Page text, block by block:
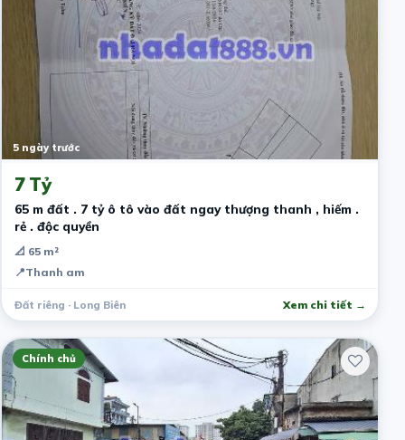
5 ngày trước
7 Tỷ
65 m đất . 7 tỷ ô tô vào đất ngay thượng thanh , hiếm .
rẻ . độc quyền
📐 65 m²
📍Thanh am
Đất riêng · Long Biên Xem chi tiết →
Chính chủ